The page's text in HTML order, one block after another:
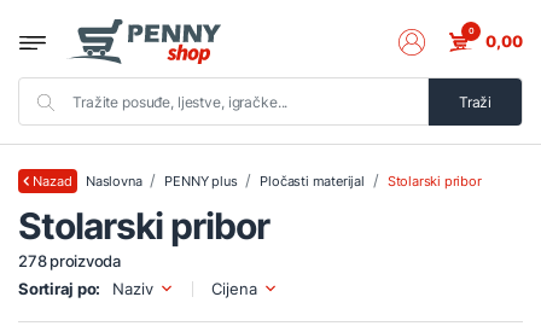
Traži
0 0,00
Nazad Naslovna PENNY plus Pločasti materijal Stolarski pribor
Stolarski pribor
278 proizvoda
Sortiraj po:
Naziv Cijena